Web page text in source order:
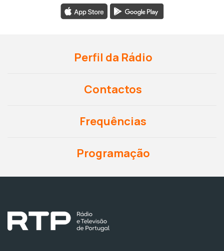
Perfil da Rádio
Contactos
Frequências
Programação